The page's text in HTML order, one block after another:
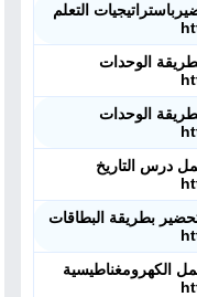
التعلم
الوحدات
الوحدات
درس التاريخ
بطريقة البطاقات
الكهرومغناطيسية